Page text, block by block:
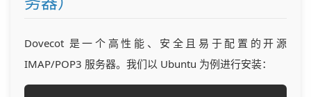
Dovecot 是一个高性能、安全且易于配置的开源
IMAP/POP3 服务器。我们以 Ubuntu 为例进行安装：